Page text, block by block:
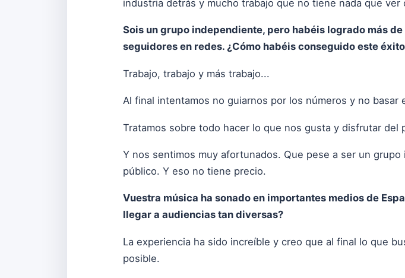
industria detrás y mucho trabajo que no tiene nada que
Sois un grupo independiente, pero habéis logrado más
seguidores en redes. ¿Cómo habéis conseguido este
Trabajo, trabajo y más trabajo...
Al final intentamos no guiarnos por los números y no
Tratamos sobre todo hacer lo que nos gusta y disfrutar del
Y nos sentimos muy afortunados. Que pese a ser un
público. Y eso no tiene precio.
Vuestra música ha sonado en importantes medios de
llegar a audiencias tan diversas?
La experiencia ha sido increíble y creo que al final lo que
posible.